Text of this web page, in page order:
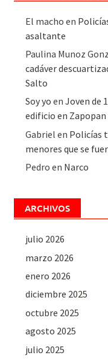
El macho en
asaltante
Paulina Munoz
cadáver
Salto
Soy yo en Joven de
edificio en Zapopan
Gabriel en Policías
menores que se
Pedro en Narco
ARCHIVOS
julio 2026
marzo 2026
enero 2026
diciembre 2025
octubre 2025
agosto 2025
julio 2025